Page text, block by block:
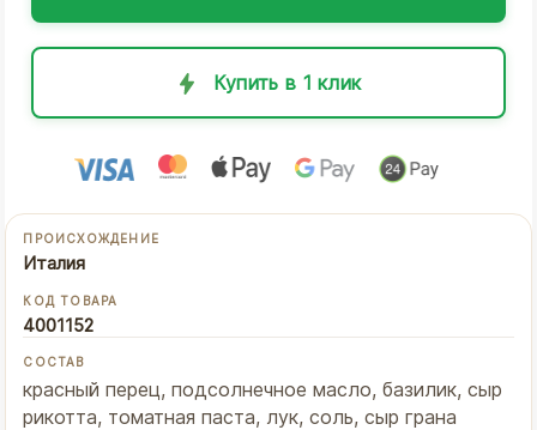
Купить в 1 клик
ПРОИСХОЖДЕНИЕ
Италия
КОД ТОВАРА
4001152
СОСТАВ
красный перец, подсолнечное масло, базилик, сыр
рикотта, томатная паста, лук, соль, сыр грана